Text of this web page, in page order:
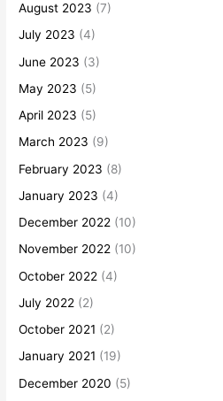
August 2023 (7)
July 2023 (4)
June 2023 (3)
May 2023 (5)
April 2023 (5)
March 2023 (9)
February 2023 (8)
January 2023 (4)
December 2022 (10)
November 2022 (10)
October 2022 (4)
July 2022 (2)
October 2021 (2)
January 2021 (19)
December 2020 (5)